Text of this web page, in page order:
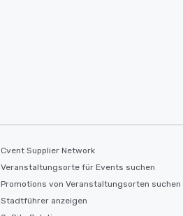
Cvent Supplier Network
Veranstaltungsorte für Events suchen
Promotions von Veranstaltungsorten suchen
Stadtführer anzeigen